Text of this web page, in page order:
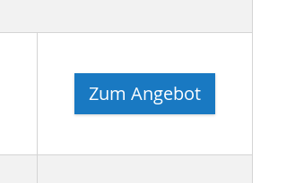
Zum Angebot